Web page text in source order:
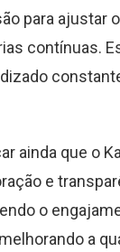
para ajustar
contínuas.
ainda que o
e
o
a